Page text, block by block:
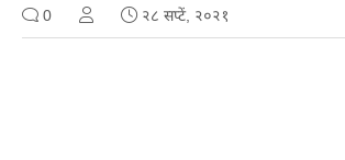
0 २८ सप्टें, २०२१